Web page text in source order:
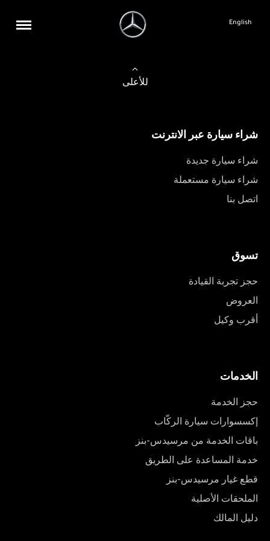
English
للأعلى
شراء سيارة عبر الانترنت
شراء سيارة جديدة
شراء سيارة مستعملة
اتصل بنا
تسوق
حجز تجربة القيادة
العروض
أقرب وكيل
الخدمات
حجز الخدمة
إكسسوارات سيارة الركّاب
باقات الخدمة من مرسيدس-بنز
خدمة المساعدة على الطريق
قطع غيار مرسيدس-بنز
الملحقات الأصلية
دليل المالك